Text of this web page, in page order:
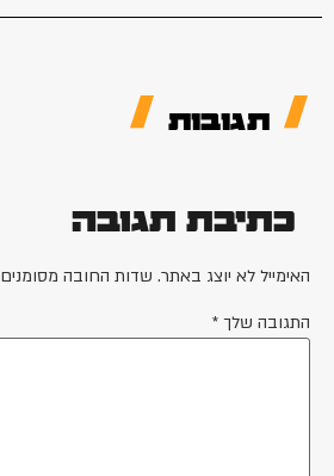
תגובות
כתיבת תגובה
האימייל לא יוצג באתר. שדות החובה מסומנים
התגובה שלך *